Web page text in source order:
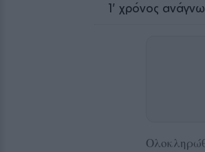
1' χρόνος